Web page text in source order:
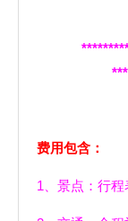
费用包含：
1、景点：行